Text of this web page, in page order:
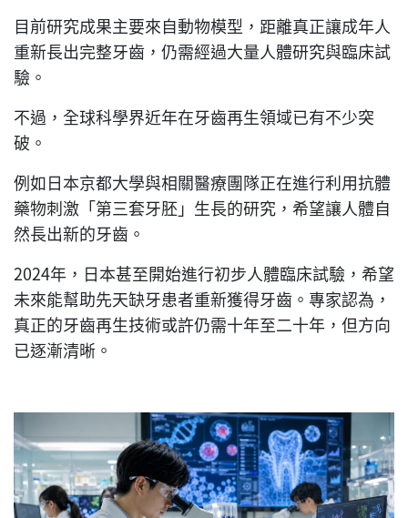
目前研究成果主要來自動物模型，距離真正讓成年人
重新長出完整牙齒，仍需經過大量人體研究與臨床試
驗。
不過，全球科學界近年在牙齒再生領域已有不少突
破。
例如日本京都大學與相關醫療團隊正在進行利用抗體
藥物刺激「第三套牙胚」生長的研究，希望讓人體自
然長出新的牙齒。
2024年，日本甚至開始進行初步人體臨床試驗，希望
未來能幫助先天缺牙患者重新獲得牙齒。專家認為，
真正的牙齒再生技術或許仍需十年至二十年，但方向
已逐漸清晰。